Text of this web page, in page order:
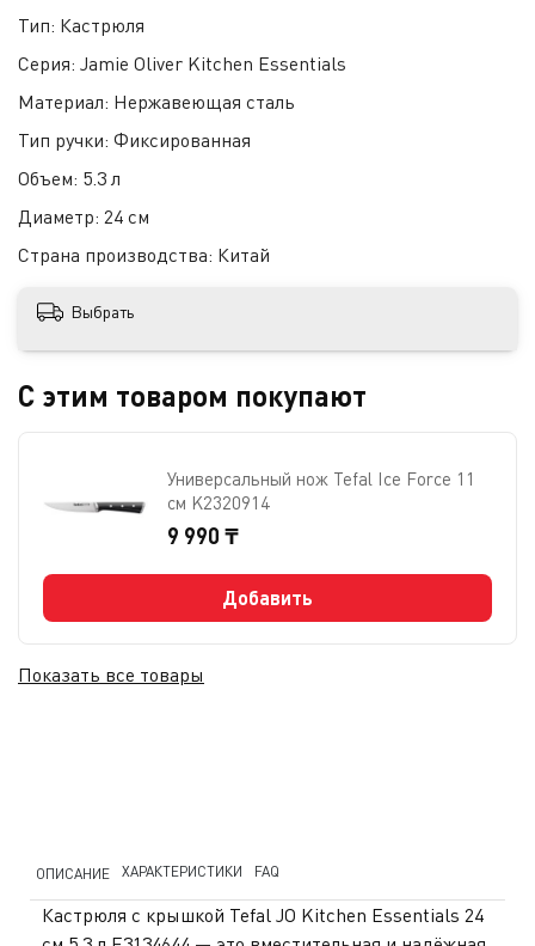
Тип: Кастрюля
Серия: Jamie Oliver Kitchen Essentials
Материал: Нержавеющая сталь
Тип ручки: Фиксированная
Объем: 5.3 л
Диаметр: 24 см
Страна производства: Китай
Выбрать
С этим товаром покупают
Универсальный нож Tefal Ice Force 11
см K2320914
9 990 ₸
Добавить
Показать все товары
ОПИСАНИЕ ХАРАКТЕРИСТИКИ FAQ
Кастрюля с крышкой Tefal JO Kitchen Essentials 24